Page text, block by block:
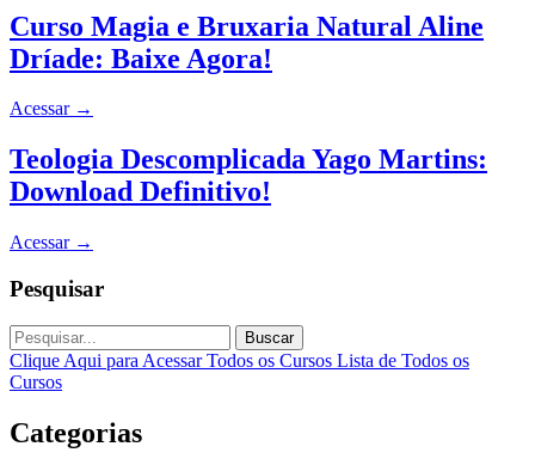
Curso Magia e Bruxaria Natural Aline
Dríade: Baixe Agora!
Acessar →
Teologia Descomplicada Yago Martins:
Download Definitivo!
Acessar →
Pesquisar
Buscar
Clique Aqui para Acessar Todos os Cursos Lista de Todos os
Cursos
Categorias